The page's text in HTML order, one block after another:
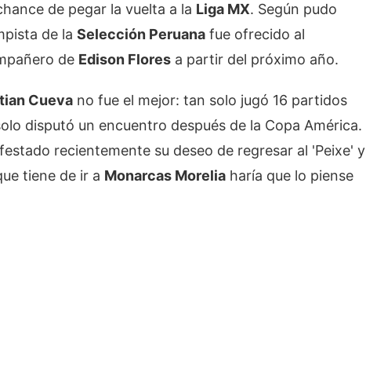
de pegar la vuelta a la Liga MX. Según pudo
de la Selección Peruana fue ofrecido al
de Edison Flores a partir del próximo año.
Cueva no fue el mejor: tan solo jugó 16 partidos
disputó un encuentro después de la Copa América.
recientemente su deseo de regresar al 'Peixe' y
tiene de ir a Monarcas Morelia haría que lo piense